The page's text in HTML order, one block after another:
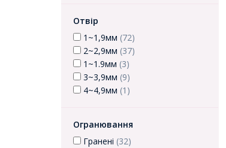
Отвір
1~1,9мм (72)
2~2,9мм (37)
1~1.9мм (3)
3~3,9мм (9)
4~4,9мм (1)
Огранювання
Гранені (32)